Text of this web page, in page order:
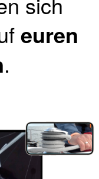
euren
.